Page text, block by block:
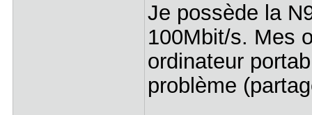
Je possède la
100Mbit/s. Mes
ordinateur
problème